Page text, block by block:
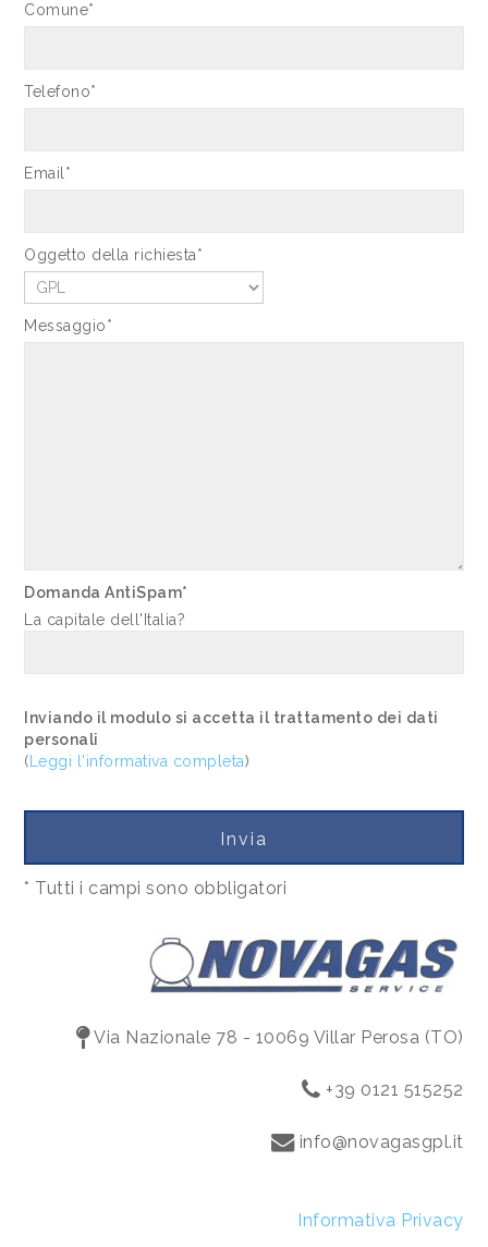
Comune*
Telefono*
Email*
Oggetto della richiesta*
Messaggio*
Domanda AntiSpam*
La capitale dell'Italia?
Inviando il modulo si accetta il trattamento dei dati
personali
( Leggi l'informativa completa)
* Tutti i campi sono obbligatori
Via Nazionale 78 - 10069 Villar Perosa (TO)
+39 0121 515252
info@novagasgpl.it
Informativa Privacy